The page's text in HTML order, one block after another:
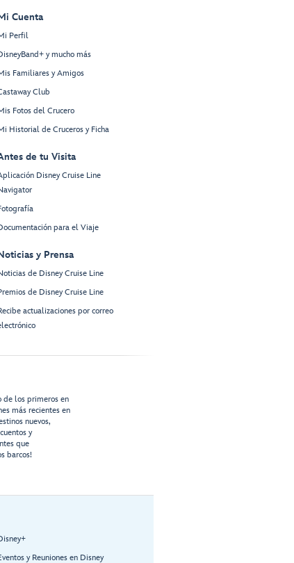
Cuenta
Perfil
y mucho más
Familiares y Amigos
Club
Fotos del Crucero
Historial de Cruceros y Ficha
de tu Visita
Disney Cruise Line
para el Viaje
y Prensa
de Disney Cruise Line
de Disney Cruise Line
actualizaciones por correo
de los primeros en
más recientes en
nuevos,
y
que
barcos!
y Reuniones en Disney